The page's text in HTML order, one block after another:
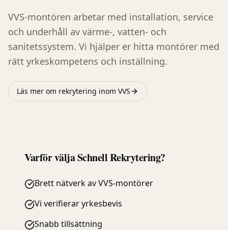
VVS-montören arbetar med installation, service
och underhåll av värme-, vatten- och
sanitetssystem. Vi hjälper er hitta montörer med
rätt yrkeskompetens och inställning.
Läs mer om rekrytering inom VVS
Varför välja Schnell Rekrytering?
Brett nätverk av VVS-montörer
Vi verifierar yrkesbevis
Snabb tillsättning